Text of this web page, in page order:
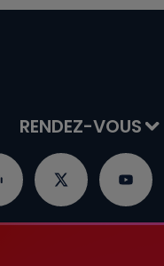
RENDEZ-VOUS